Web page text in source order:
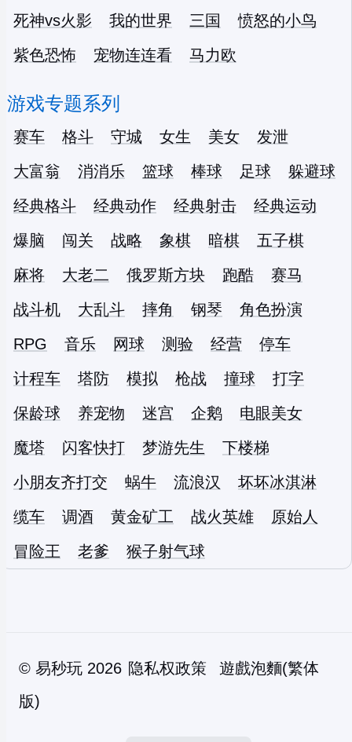
死神vs火影
我的世界 三国
愤怒的小鸟
紫色恐怖
宠物连连看 马力欧
游戏专题系列
赛车 格斗 守城 女生 美女
发泄
大富翁
消消乐 篮球 棒球 足球
躲避球
经典格斗
经典动作 经典射击
经典运动
爆脑
闯关 战略 象棋 暗棋
五子棋
麻将
大老二 俄罗斯方块 跑酷
赛马
战斗机
大乱斗 摔角 钢琴
角色扮演
RPG
音乐 网球 测验 经营
停车
计程车
塔防 模拟 枪战 撞球
打字
保龄球
养宠物 迷宫 企鹅
电眼美女
魔塔
闪客快打 梦游先生
下楼梯
小朋友齐打交
蜗牛 流浪汉
坏坏冰淇淋
缆车
调酒 黄金矿工 战火英雄
原始人
冒险王
老爹 猴子射气球
© 易秒玩 2026 隐私权政策
遊戲泡麵(繁体
版)